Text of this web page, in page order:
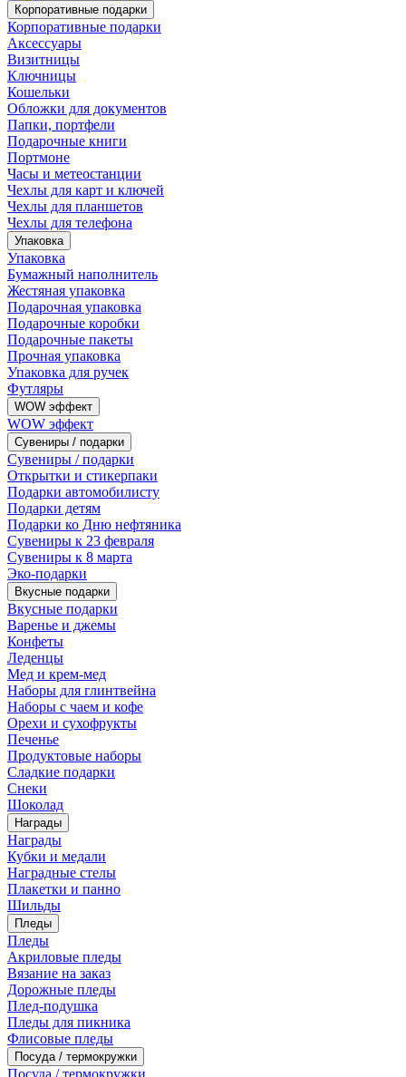
Корпоративные подарки
Корпоративные подарки
Аксессуары
Визитницы
Ключницы
Кошельки
Обложки для документов
Папки, портфели
Подарочные книги
Портмоне
Часы и метеостанции
Чехлы для карт и ключей
Чехлы для планшетов
Чехлы для телефона
Упаковка
Упаковка
Бумажный наполнитель
Жестяная упаковка
Подарочная упаковка
Подарочные коробки
Подарочные пакеты
Прочная упаковка
Упаковка для ручек
Футляры
WOW эффект
WOW эффект
Сувениры / подарки
Сувениры / подарки
Открытки и стикерпаки
Подарки автомобилисту
Подарки детям
Подарки ко Дню нефтяника
Сувениры к 23 февраля
Сувениры к 8 марта
Эко-подарки
Вкусные подарки
Вкусные подарки
Варенье и джемы
Конфеты
Леденцы
Мед и крем-мед
Наборы для глинтвейна
Наборы с чаем и кофе
Орехи и сухофрукты
Печенье
Продуктовые наборы
Сладкие подарки
Снеки
Шоколад
Награды
Награды
Кубки и медали
Наградные стелы
Плакетки и панно
Шильды
Пледы
Пледы
Акриловые пледы
Вязание на заказ
Дорожные пледы
Плед-подушка
Пледы для пикника
Флисовые пледы
Посуда / термокружки
Посуда / термокружки